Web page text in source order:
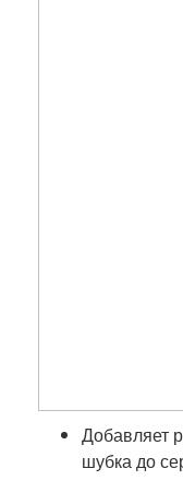
Добавляет
шубка до